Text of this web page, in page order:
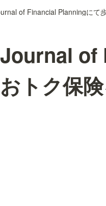
Journal of
おトク保